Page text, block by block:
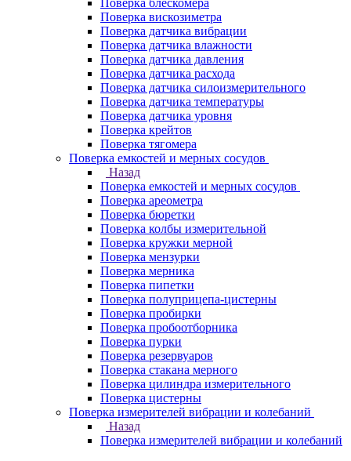
Поверка блескомера
Поверка вискозиметра
Поверка датчика вибрации
Поверка датчика влажности
Поверка датчика давления
Поверка датчика расхода
Поверка датчика силоизмерительного
Поверка датчика температуры
Поверка датчика уровня
Поверка крейтов
Поверка тягомера
Поверка емкостей и мерных сосудов
Назад
Поверка емкостей и мерных сосудов
Поверка ареометра
Поверка бюретки
Поверка колбы измерительной
Поверка кружки мерной
Поверка мензурки
Поверка мерника
Поверка пипетки
Поверка полуприцепа-цистерны
Поверка пробирки
Поверка пробоотборника
Поверка пурки
Поверка резервуаров
Поверка стакана мерного
Поверка цилиндра измерительного
Поверка цистерны
Поверка измерителей вибрации и колебаний
Назад
Поверка измерителей вибрации и колебаний